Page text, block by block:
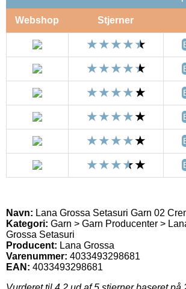
Webshop Stjerner
Navn: Lana Grossa Setasuri Garn 02
Kategori: Garn > Garn Producenter >
Grossa Setasuri
Producent: Lana Grossa
Varenummer: 4033493298681
EAN: 4033493298681